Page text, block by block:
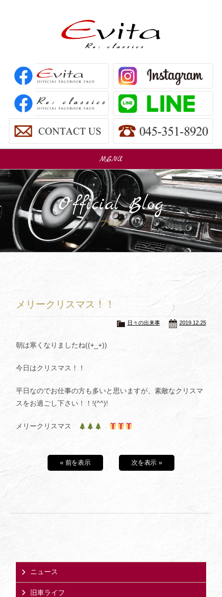
MENU
Car Sales
販売車
パーツ販売
Trade In
買取査定
会社概要
Official Blog
ブログ
メリークリスマス！！
2019.12.25
日々の出来事
朝は寒くなりましたね((+_+))
今日はクリスマス！！
平日なのでお仕事の方も多いと思いますが、素敵なクリスマ
スをお過ごし下さい！！!(^^)!
メリークリスマス
« 前を表示 次を表示 »
ニュース
旧車ライフ